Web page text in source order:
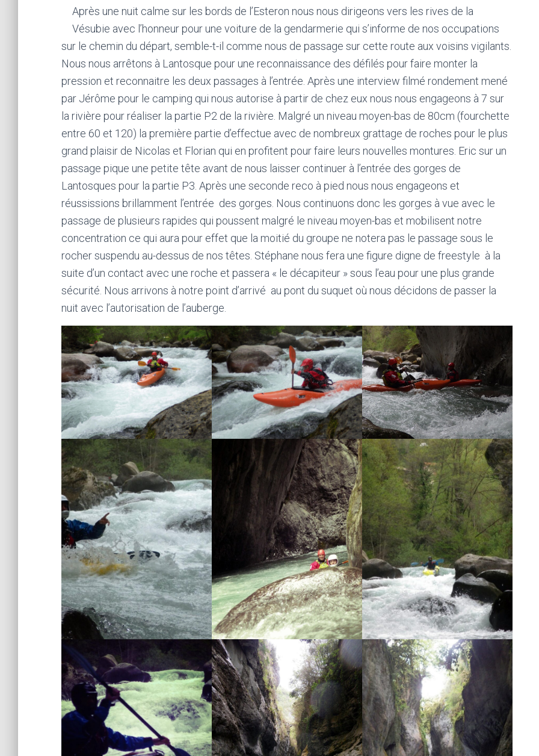
Après une nuit calme sur les bords de l’Esteron nous nous dirigeons vers les rives de la
Vésubie avec l’honneur pour une voiture de la gendarmerie qui s’informe de nos occupations
sur le chemin du départ, semble-t-il comme nous de passage sur cette route aux voisins vigilants.
Nous nous arrêtons à Lantosque pour une reconnaissance des défilés pour faire monter la
pression et reconnaitre les deux passages à l’entrée. Après une interview filmé rondement mené
par Jérôme pour le camping qui nous autorise à partir de chez eux nous nous engageons à 7 sur
la rivière pour réaliser la partie P2 de la rivière. Malgré un niveau moyen-bas de 80cm (fourchette
entre 60 et 120) la première partie d’effectue avec de nombreux grattage de roches pour le plus
grand plaisir de Nicolas et Florian qui en profitent pour faire leurs nouvelles montures. Eric sur un
passage pique une petite tête avant de nous laisser continuer à l’entrée des gorges de
Lantosques pour la partie P3. Après une seconde reco à pied nous nous engageons et
réussissions brillamment l’entrée des gorges. Nous continuons donc les gorges à vue avec le
passage de plusieurs rapides qui poussent malgré le niveau moyen-bas et mobilisent notre
concentration ce qui aura pour effet que la moitié du groupe ne notera pas le passage sous le
rocher suspendu au-dessus de nos têtes. Stéphane nous fera une figure digne de freestyle à la
suite d’un contact avec une roche et passera « le décapiteur » sous l’eau pour une plus grande
sécurité. Nous arrivons à notre point d’arrivé au pont du suquet où nous décidons de passer la
nuit avec l’autorisation de l’auberge.